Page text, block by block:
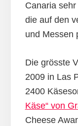
Canaria
die auf den
und Messen
Die grösste
2009 in Las
2400
Käse“ von
Cheese